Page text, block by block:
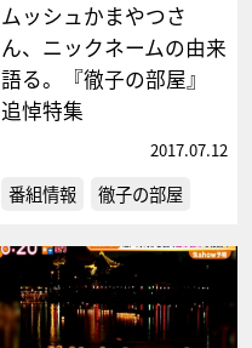
ムッシュかまやつさ
ん、ニックネームの由来
語る。『徹子の部屋』
追悼特集
2017.07.12
番組情報 徹子の部屋